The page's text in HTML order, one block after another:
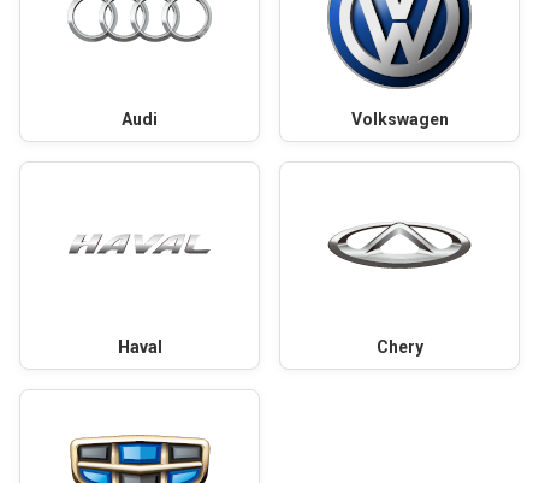
Audi Volkswagen
Haval Chery